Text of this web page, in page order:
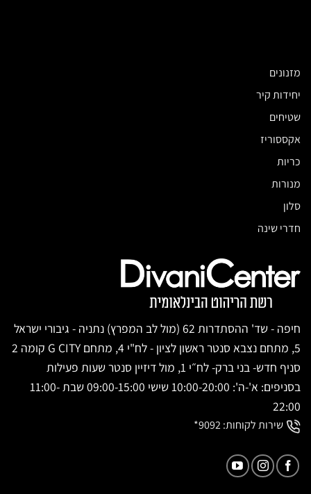
מזנונים
יחידות קיר
שטיחים
אקססוריז
כריות
מנורות
סלון
חדרי שינה
חיפה - שד' ההסתדרות 62 (מול לב המפרץ) נתניה - גיבורי ישראל
5, מתחם נצבא סנטר ראשון לציון - לח"י 4, מתחם G CITY קומה 2
סניף חדש- בני ברק- לח״י 1, מול דיזיין סנטר שעות פעילות
בסניפים: א'-ה': 10:00-20:00 שישי 09:00-15:00 שבת 11:00-
22:00
שירות לקוחות:9092*